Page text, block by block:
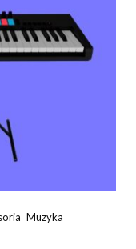
Muzyka